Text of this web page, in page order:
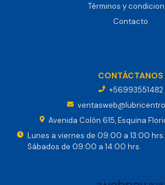
Términos y
Contacto
CONTÁCTANOS
+56993551482
Avenida Colón 615, Esquina
Lunes a viernes de 09:00 a 13:00 hrs.
Sábados de 09:00 a 14:00 hrs.